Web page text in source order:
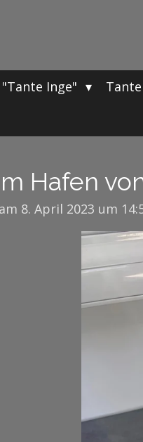
Inge"
Hafen
8. April 2023 um